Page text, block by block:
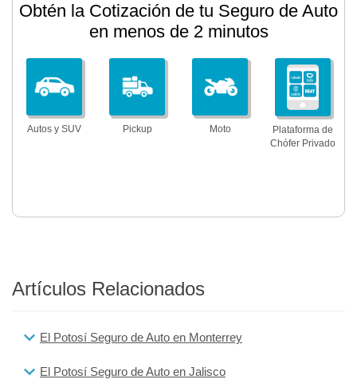
Obtén la Cotización de tu Seguro de Auto
en menos de 2 minutos
Autos y SUV Pickup Moto
Plataforma de
Chófer Privado
Artículos Relacionados
El Potosí Seguro de Auto en Monterrey
El Potosí Seguro de Auto en Jalisco